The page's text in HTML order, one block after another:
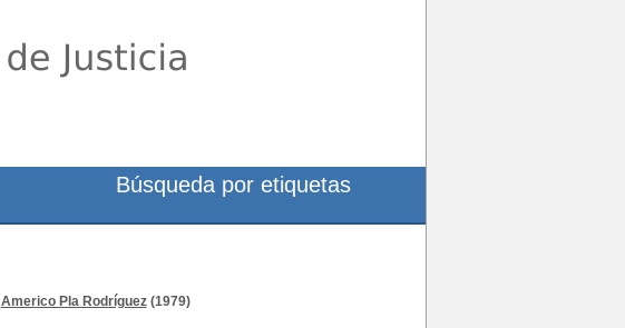
Americo Pla Rodríguez(1979)
Búsqueda por etiquetas